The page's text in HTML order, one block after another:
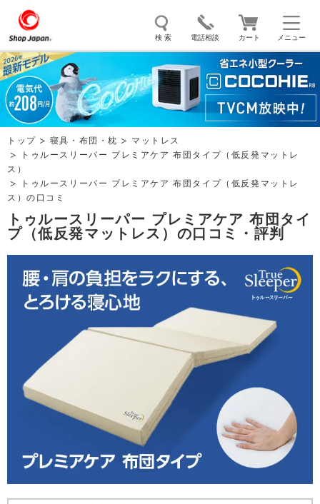
メニュー
検 索 電話相談 カート
トゥルースリーパー ソイリッチ ここひえ 枕
掃除機 クッキングプロ マイキュット
エアコン オーラルスマイル
トップ 寝具・布団・枕
マットレス
トゥルースリーパー プレミアケア 布団タイプ（低反発マットレ
ス）
トゥルースリーパー プレミアケア 布団タイプ（低反発マットレ
ス）の口コミ
トゥルースリーパー プレミアケア 布団タイ
プ（低反発マットレス）の口コミ・評判